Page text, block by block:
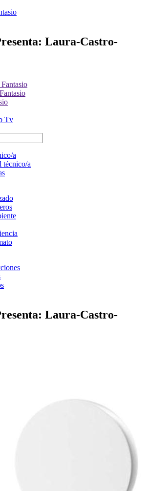
Laura-Castro-
Tv
a
técnico/a
Laura-Castro-